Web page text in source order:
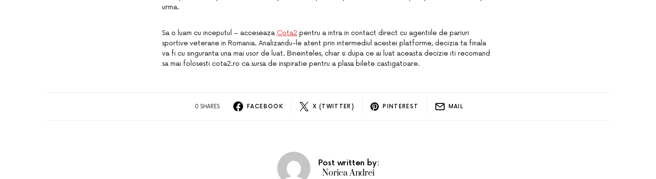
urma.
Sa o luam cu inceputul – acceseaza Cota2 pentru a intra in contact direct cu agentiile de pariuri
sportive veterane in Romania. Analizandu-le atent prin intermediul acestei platforme, decizia ta finala
va fi cu singuranta una mai usor de luat. Bineinteles, chiar si dupa ce ai luat aceasta decizie iti recomand
sa mai folosesti cota2.ro ca sursa de inspiratie pentru a plasa bilete castigatoare.
0 SHARES FACEBOOK X (TWITTER) PINTEREST MAIL
Post written by:
Norica Andrei